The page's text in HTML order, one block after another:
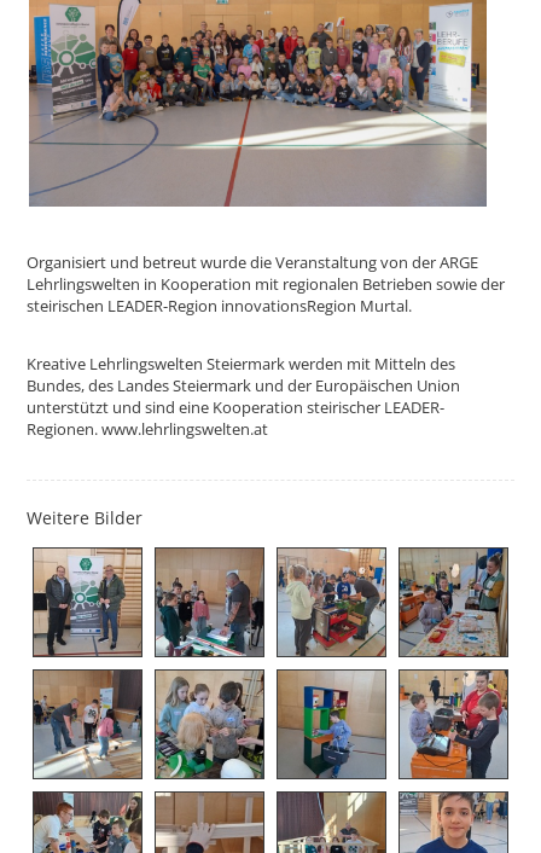
Organisiert und betreut wurde die Veranstaltung von der ARGE
Lehrlingswelten in Kooperation mit regionalen Betrieben sowie der
steirischen LEADER-Region innovationsRegion Murtal.
Kreative Lehrlingswelten Steiermark werden mit Mitteln des
Bundes, des Landes Steiermark und der Europäischen Union
unterstützt und sind eine Kooperation steirischer LEADER-
Regionen. www.lehrlingswelten.at
Weitere Bilder